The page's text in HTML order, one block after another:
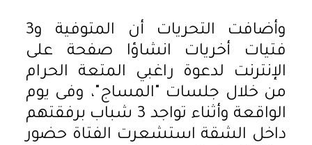
وأضافت التحريات أن المتوفية و3
فتيات أخريات انشاؤا صفحة على
الإنترنت لدعوة راغبي المتعة الحرام
من خلال جلسات "المساج"، وفى يوم
الواقعة وأثناء تواجد 3 شباب برفقتهم
داخل الشقة استشعرت الفتاة حضور